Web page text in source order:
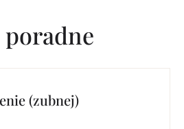
poradne
(zubnej)